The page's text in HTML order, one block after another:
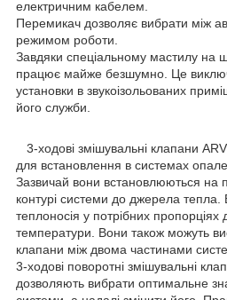
електричним кабелем.
Перемикач дозволяє вибрати між
режимом роботи.
Завдяки спеціальному мастилу на
працює майже безшумно. Це
установки в звукоізольованих
його служби.
3-ходові змішувальні клапани
для встановлення в системах
Зазвичай вони встановлюються на
контурі системи до джерела тепла.
теплоносія у потрібних
температури. Вони також можуть
клапани між двома частинами
3-ходові поворотні змішувальні
дозволяють вибрати оптимальне